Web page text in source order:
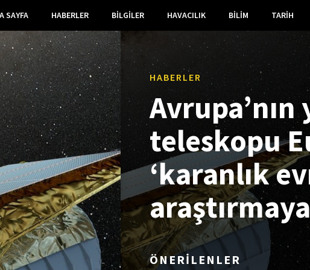
SAYFA HABERLER BILGILER HAVACILIK BILIM TARIH
HABERLER
teleskopu
‘karanlık
ÖNERİLENLER